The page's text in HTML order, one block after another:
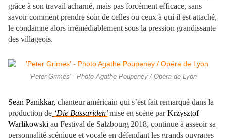
grâce à son travail acharné, mais pas forcément efficace, sans
savoir comment prendre soin de celles ou ceux à qui il est attaché,
le condamne alors irrémédiablement sous la pression grandissante
des villageois.
'Peter Grimes' - Photo Agathe Poupeney / Opéra de Lyon
Sean Panikkar, chanteur américain qui s’est fait remarqué dans la
production de ‘Die Bassariden’ mise en scène parKrzysztof
Warlikowski au Festival de Salzbourg 2018, continue à asseoir sa
personnalité scénique et vocale en défendant les grands ouvrages